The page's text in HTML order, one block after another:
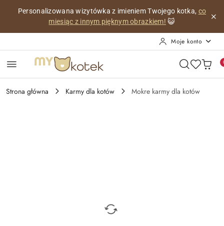
Przejdź do treści głównej
Przejdź do wyszukiwarki
Przejdź do moje konto
Przejdź do menu głównego
Przejdź do opisu produktu
Przejdź do stopki
Personalizowana wizytówka z imieniem Twojego kotka, co
miesiąc z innym pięknym obrazkiem! 😺
Moje konto
Strona główna Karmy dla kotów Mokre karmy dla kotów